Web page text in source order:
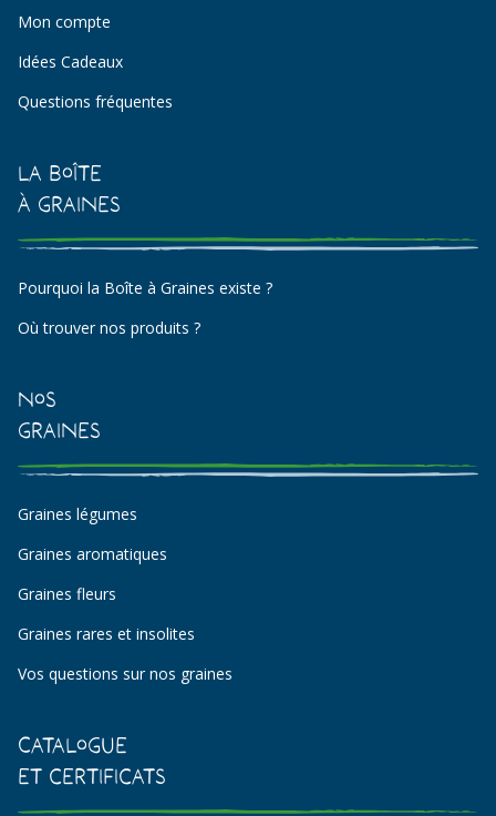
Mon compte
Idées Cadeaux
Questions fréquentes
La Boîte
à Graines
Pourquoi la Boîte à Graines existe ?
Où trouver nos produits ?
Nos
Graines
Graines légumes
Graines aromatiques
Graines fleurs
Graines rares et insolites
Vos questions sur nos graines
Catalogue
et certificats